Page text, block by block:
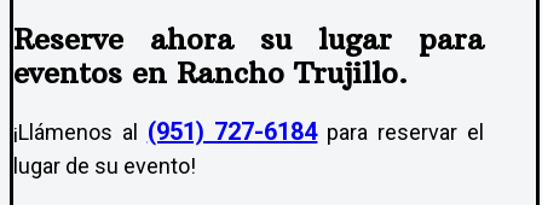
Reserve ahora su lugar para
eventos en Rancho Trujillo.
¡Llámenos al (951) 727-6184para reservar el
lugar de su evento!